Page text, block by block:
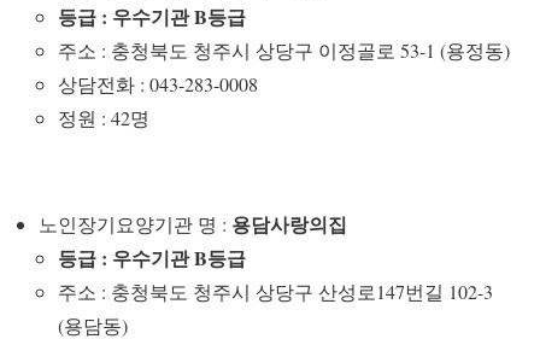
등급 : 우수기관 B등급
주소 : 충청북도 청주시 상당구 이정골로 53-1 (용정동)
상담전화 : 043-283-0008
정원 : 42명
노인장기요양기관 명 : 용담사랑의집
등급 : 우수기관 B등급
주소 : 충청북도 청주시 상당구 산성로147번길 102-3
(용담동)